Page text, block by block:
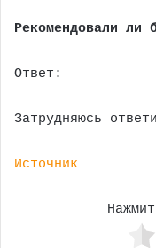
Рекомендовали ли
Ответ:
Затрудняюсь
Источник